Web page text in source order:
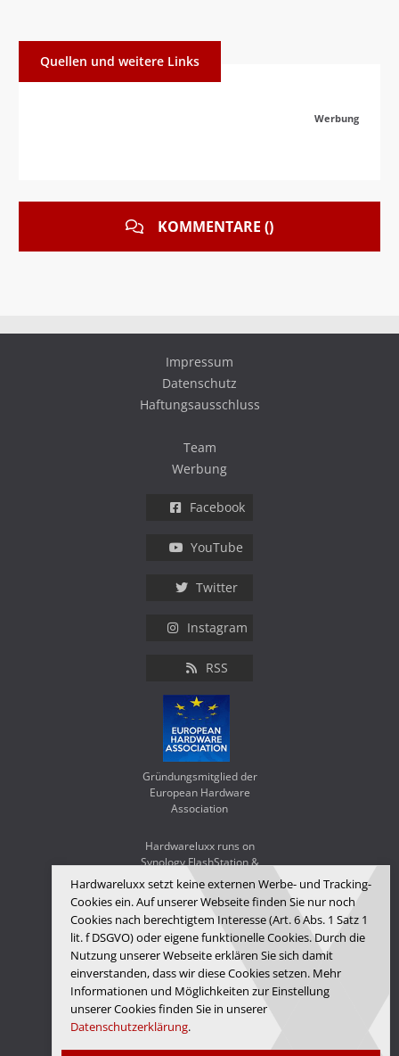
Quellen und weitere Links
Werbung
KOMMENTARE ()
Hardwareluxx setzt keine externen Werbe- und Tracking-
Cookies ein. Auf unserer Webseite finden Sie nur noch
Cookies nach berechtigtem Interesse (Art. 6 Abs. 1 Satz 1
lit. f DSGVO) oder eigene funktionelle Cookies. Durch die
Nutzung unserer Webseite erklären Sie sich damit
einverstanden, dass wir diese Cookies setzen. Mehr
Informationen und Möglichkeiten zur Einstellung
unserer Cookies finden Sie in unserer
Datenschutzerklärung.
Impressum
Datenschutz
Haftungsausschluss
Team
Werbung
Facebook
YouTube
Twitter
Instagram
RSS
Gründungsmitglied der
European Hardware
Association
Hardwareluxx runs on
Synology FlashStation &
WD Red SA500